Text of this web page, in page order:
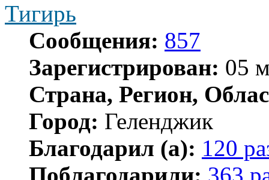
Тигирь
Сообщения: 857
Зарегистрирован: 05
Страна, Регион,
Город: Геленджик
Благодарил (а): 120